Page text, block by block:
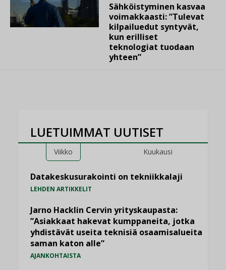
Sähköistyminen kasvaa
voimakkaasti: ”Tulevat
kilpailuedut syntyvät,
kun erilliset
teknologiat tuodaan
yhteen”
LUETUIMMAT UUTISET
Viikko Kuukausi
Datakeskusurakointi on tekniikkalaji
LEHDEN ARTIKKELIT
Jarno Hacklin Cervin yrityskaupasta:
”Asiakkaat hakevat kumppaneita, jotka
yhdistävät useita teknisiä osaamisalueita
saman katon alle”
AJANKOHTAISTA